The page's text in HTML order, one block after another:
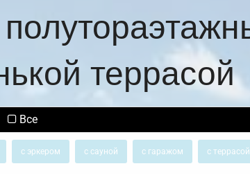
террасой
Все
с эркером с сауной с гаражом с террасой